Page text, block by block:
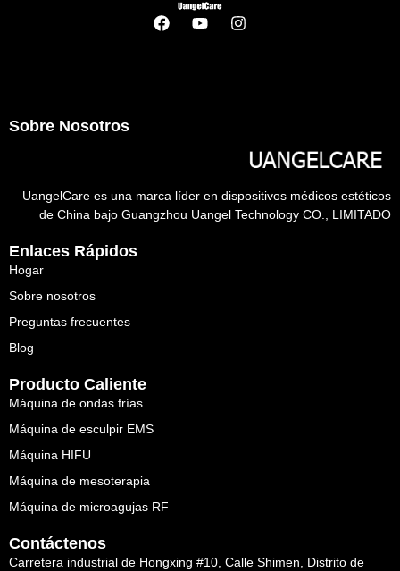
Sobre Nosotros
UangelCare es una marca líder en dispositivos médicos estéticos
de China bajo Guangzhou Uangel Technology CO., LIMITADO
Enlaces Rápidos
Hogar
Sobre nosotros
Preguntas frecuentes
Blog
Producto Caliente
Máquina de ondas frías
Máquina de esculpir EMS
Máquina HIFU
Máquina de mesoterapia
Máquina de microagujas RF
Contáctenos
Carretera industrial de Hongxing #10, Calle Shimen, Distrito de